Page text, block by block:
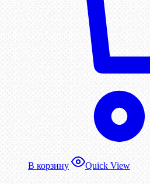
В корзину Quick View